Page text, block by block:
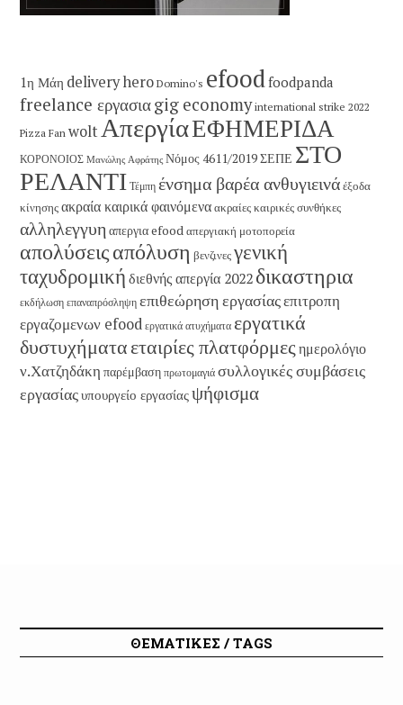
1η Μάη delivery hero Domino's efoodfoodpanda
freelance εργασιαgig economy international strike 2022
Pizza Fan woltΑπεργίαΕΦΗΜΕΡΙΔΑ
ΚΟΡΟΝΟΙΟΣ Μανώλης Αφράτης Νόμος 4611/2019ΣΕΠΕ ΣΤΟ
ΡΕΛΑΝΤΙ Τέμπη ένσημα βαρέα ανθυγιεινάέξοδα
κίνησηςακραία καιρικά φαινόμεναακραίες καιρικές συνθήκες
αλληλεγγυη απεργια efoodαπεργιακή μοτοπορεία
απολύσειςαπόλυση βενζινεςγενική
ταχυδρομική διεθνής απεργία 2022 δικαστηρια
εκδήλωση επαναπρόσληψη επιθεώρηση εργασίαςεπιτροπη
εργαζομενων efood εργατικά ατυχήματα εργατικά
δυστυχήματαεταιρίες πλατφόρμες ημερολόγιο
ν.Χατζηδάκη παρέμβαση πρωτομαγιά συλλογικές συμβάσεις
εργασίαςυπουργείο εργασίαςψήφισμα
ΘΕΜΑΤΙΚΕΣ / TAGS